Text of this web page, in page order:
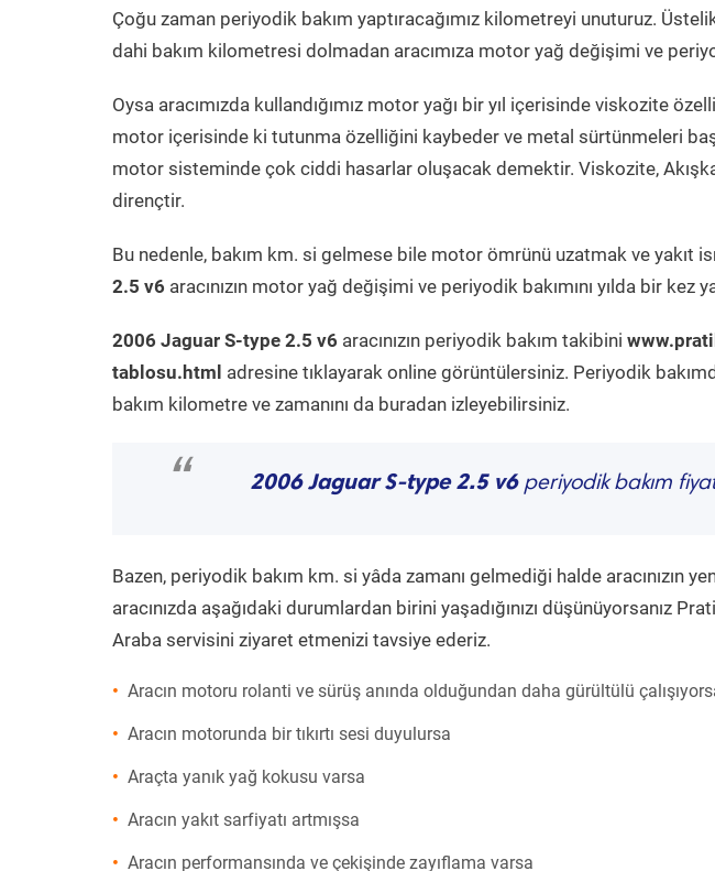
Çoğu zaman periyodik bakım yaptıracağımız kilometreyi unuturuz.
dahi bakım kilometresi dolmadan aracımıza motor yağ değişimi ve
Oysa aracımızda kullandığımız motor yağı bir yıl içerisinde viskozite
motor içerisinde ki tutunma özelliğini kaybeder ve metal sürtünmeleri
motor sisteminde çok ciddi hasarlar oluşacak demektir. Viskozite,
dirençtir.
Bu nedenle, bakım km. si gelmese bile motor ömrünü uzatmak ve yakıt
2.5 v6 aracınızın motor yağ değişimi ve periyodik bakımını yılda bir kez
2006 Jaguar S-type 2.5 v6 aracınızın periyodik bakım takibini
tablosu.html adresine tıklayarak online görüntülersiniz. Periyodik
bakım kilometre ve zamanını da buradan izleyebilirsiniz.
“ 2006 Jaguar S-type 2.5 v6periyodik bakım
Bazen, periyodik bakım km. si yâda zamanı gelmediği halde aracınızın
aracınızda aşağıdaki durumlardan birini yaşadığınızı düşünüyorsanız
Araba servisini ziyaret etmenizi tavsiye ederiz.
Aracın motoru rolanti ve sürüş anında olduğundan daha gürültülü
Aracın motorunda bir tıkırtı sesi duyulursa
Araçta yanık yağ kokusu varsa
Aracın yakıt sarfiyatı artmışsa
Aracın performansında ve çekişinde zayıflama varsa